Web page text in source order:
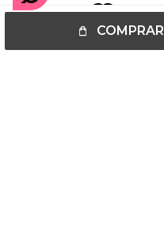
COMPRAR